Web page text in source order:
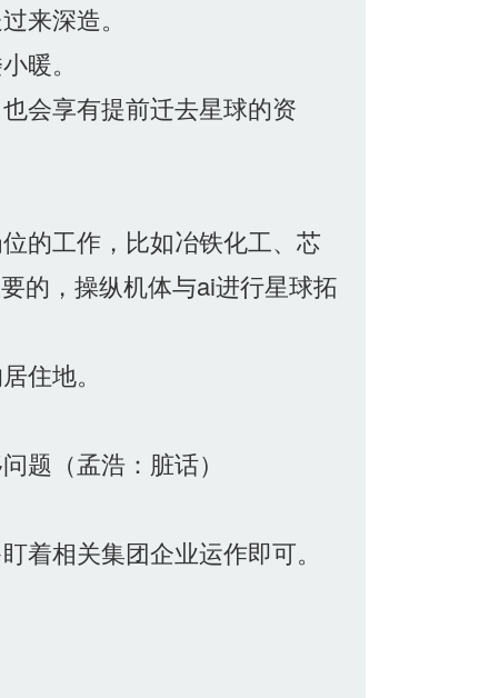
来深造。
暖。
会享有提前迁去星球的资
的工作，比如冶铁化工、芯
的，操纵机体与ai进行星球拓
住地。
题（孟浩：脏话）
相关集团企业运作即可。